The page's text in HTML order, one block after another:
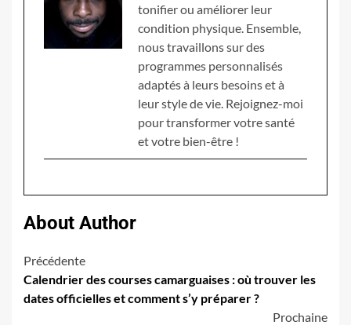
tonifier ou améliorer leur
condition physique. Ensemble,
nous travaillons sur des
programmes personnalisés
adaptés à leurs besoins et à
leur style de vie. Rejoignez-moi
pour transformer votre santé
et votre bien-être !
About Author
Navigation
d’article
Précédente
Calendrier des courses camarguaises : où trouver les
dates officielles et comment s’y préparer ?
Prochaine